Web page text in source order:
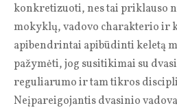
konkretizuoti, nes tai priklauso
mokyklų, vadovo charakterio ir
apibendrintai apibūdinti keletą
pažymėti, jog susitikimai su
reguliarumo ir tam tikros
Neįpareigojantis dvasinio